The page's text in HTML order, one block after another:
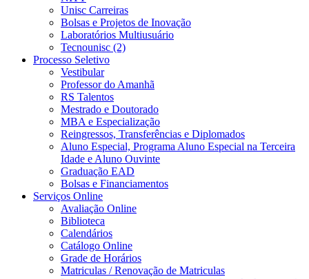
Unisc Carreiras
Bolsas e Projetos de Inovação
Laboratórios Multiusuário
Tecnounisc (2)
Processo Seletivo
Vestibular
Professor do Amanhã
RS Talentos
Mestrado e Doutorado
MBA e Especialização
Reingressos, Transferências e Diplomados
Aluno Especial, Programa Aluno Especial na Terceira
Idade e Aluno Ouvinte
Graduação EAD
Bolsas e Financiamentos
Serviços Online
Avaliação Online
Biblioteca
Calendários
Catálogo Online
Grade de Horários
Matriculas / Renovação de Matriculas